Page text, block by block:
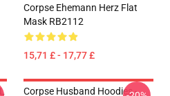
Corpse Ehemann Herz Flat
Mask RB2112
15,71 £ - 17,77 £
Corpse Husband Hoodies -